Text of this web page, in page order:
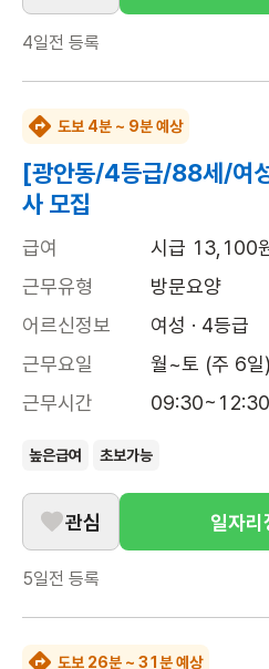
4일전 등록
도보 4분 ~ 9분 예상
[광안동/4등급/88세/여
사 모집
급여
시급 13,100
근무유형
방문요양
어르신정보
여성 · 4등급
근무요일
월~토 (주 6일)
근무시간
09:30~12:30
높은급여 초보가능
관심 일자리
5일전 등록
도보 26분 ~ 31분 예상